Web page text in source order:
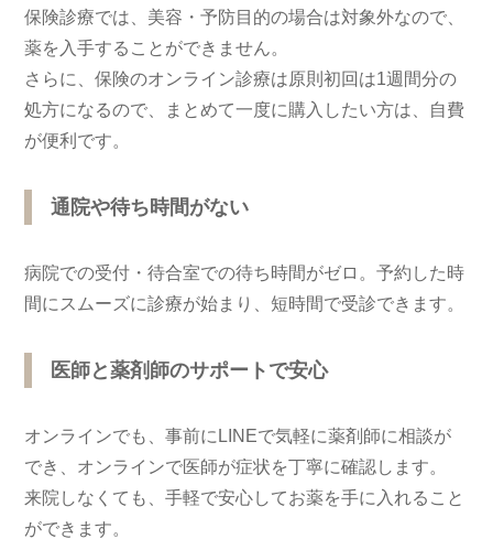
保険診療では、美容・予防目的の場合は対象外なので、
薬を入手することができません。
さらに、保険のオンライン診療は原則初回は1週間分の
処方になるので、まとめて一度に購入したい方は、自費
が便利です。
通院や待ち時間がない
病院での受付・待合室での待ち時間がゼロ。予約した時
間にスムーズに診療が始まり、短時間で受診できます。
医師と薬剤師のサポートで安心
オンラインでも、事前にLINEで気軽に薬剤師に相談が
でき、オンラインで医師が症状を丁寧に確認します。
来院しなくても、手軽で安心してお薬を手に入れること
ができます。